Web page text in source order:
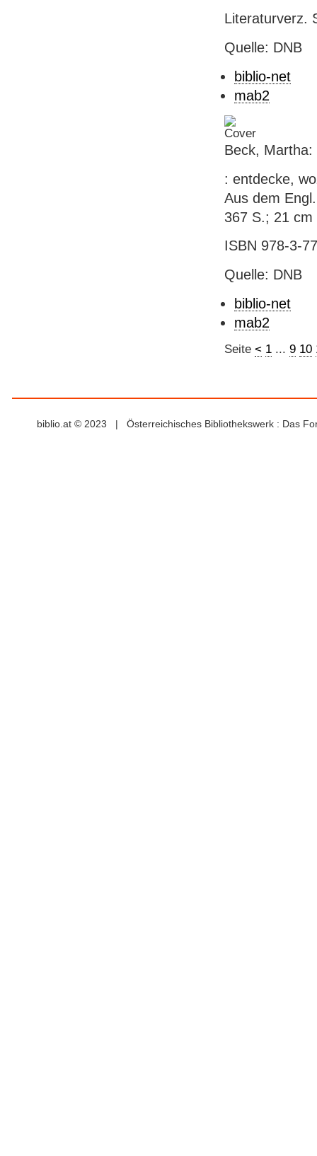
Literaturverz.
Quelle: DNB
biblio-net
mab2
Beck, Martha:
: entdecke,
Aus dem
367 S.; 21 cm
ISBN 978-3-
Quelle: DNB
biblio-net
mab2
Seite < 1... 9 10
biblio.at © 2023 | Österreichisches Bibliothekswerk : Das